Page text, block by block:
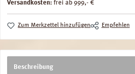
Versandkosten: frei ab 999,- €
Zum Merkzettel hinzufügen Empfehlen
Beschreibung